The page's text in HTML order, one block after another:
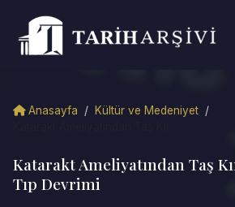
Anasayfa / Kültür ve Medeniyet /
Katarakt Ameliyatından Taş
Tıp Devrimi